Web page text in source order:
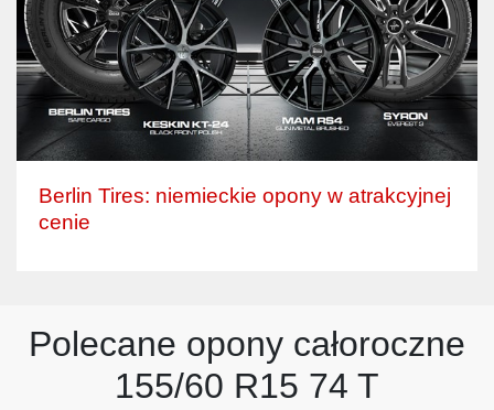
Berlin Tires: niemieckie opony w atrakcyjnej
cenie
Polecane opony całoroczne
155/60 R15 74 T